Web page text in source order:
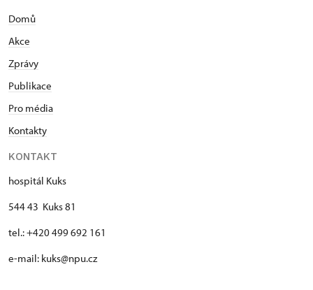
Domů
Akce
Zprávy
Publikace
Pro média
Kontakty
KONTAKT
hospitál Kuks
544 43 Kuks 81
tel.: +420 499 692 161
e-mail: kuks@npu.cz